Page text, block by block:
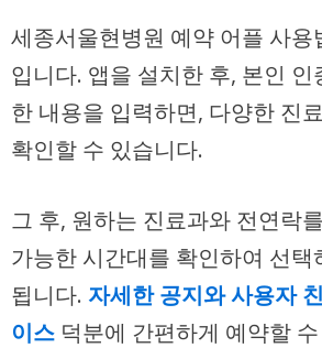
세종서울현병원 예약 어플 사용
입니다. 앱을 설치한 후, 본인
한 내용을 입력하면, 다양한 진
확인할 수 있습니다.
그 후, 원하는 진료과와 전연락
가능한 시간대를 확인하여 선택
됩니다. 자세한 공지와 사용자
이스 덕분에 간편하게 예약할